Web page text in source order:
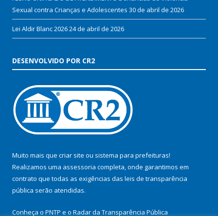
Sexual contra Crianças e Adolescentes 30 de abril de 2026
Lei Aldir Blanc 202624 de abril de 2026
DESENVOLVIDO POR CR2
Muito mais que criar site ou sistema para prefeituras!
Realizamos uma assessoria completa, onde garantimos em
contrato que todas as exigências das leis de transparência
pública serão atendidas.
Conheça o PNTP e o Radar da Transparência Pública